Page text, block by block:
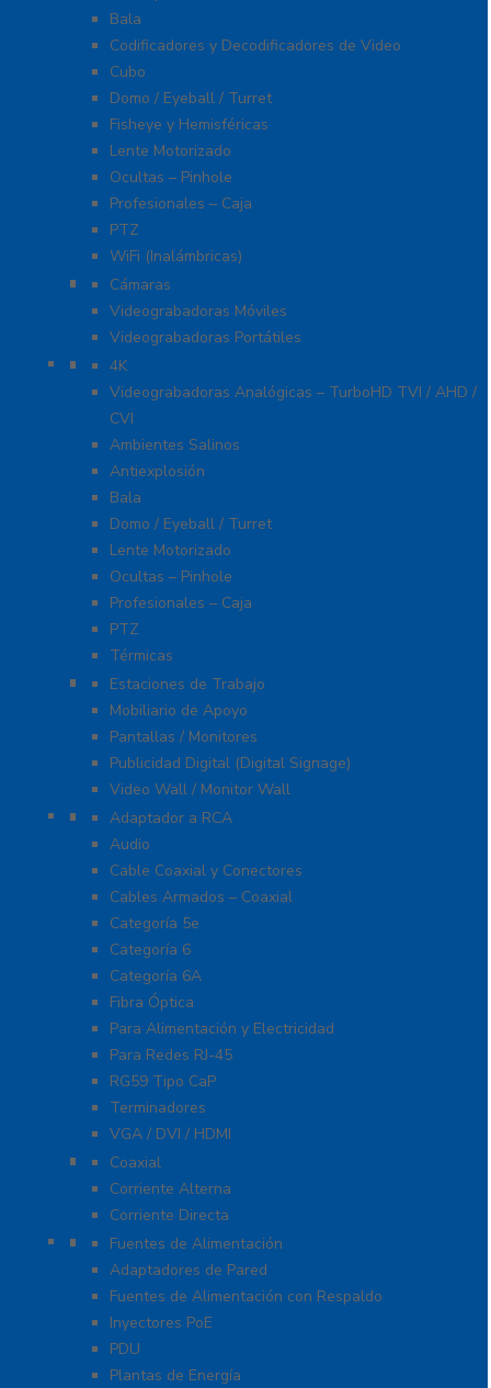
Bala
Codificadores y Decodificadores de Video
Cubo
Domo / Eyeball / Turret
Fisheye y Hemisféricas
Lente Motorizado
Ocultas – Pinhole
Profesionales – Caja
PTZ
WiFi (Inalámbricas)
Videograbadoras Móviles Y Portátiles
Cámaras
Videograbadoras Móviles
Videograbadoras Portátiles
Cámaras Y DVRs HD TurboHD / AHD / HD-TVI
4K
Videograbadoras Analógicas – TurboHD TVI / AHD /
CVI
Ambientes Salinos
Antiexplosión
Bala
Domo / Eyeball / Turret
Lente Motorizado
Ocultas – Pinhole
Profesionales – Caja
PTZ
Térmicas
Monitores Pantallas Y Mobiliario
Estaciones de Trabajo
Mobiliario de Apoyo
Pantallas / Monitores
Publicidad Digital (Digital Signage)
Video Wall / Monitor Wall
Cables Y Conectores
Adaptador a RCA
Audio
Cable Coaxial y Conectores
Cables Armados – Coaxial
Categoría 5e
Categoría 6
Categoría 6A
Fibra Óptica
Para Alimentación y Electricidad
Para Redes RJ-45
RG59 Tipo CaP
Terminadores
VGA / DVI / HDMI
Protección Contra Descargas
Coaxial
Corriente Alterna
Corriente Directa
Energía
Fuentes de Alimentación
Adaptadores de Pared
Fuentes de Alimentación con Respaldo
Inyectores PoE
PDU
Plantas de Energía